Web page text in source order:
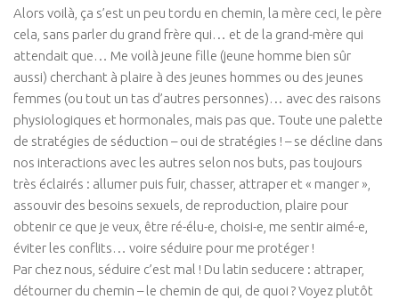
Thematiques
Culture & Société
Ecologie corporelle
Arts Martiaux
Santé & Bien-être
Connaissance de soi
NEWS
Vidéos
Alors voilà, ça s’est un peu tordu en chemin, la mère ceci, le père
cela, sans parler du grand frère qui… et de la grand-mère qui
attendait que… Me voilà jeune fille (jeune homme bien sûr
aussi) cherchant à plaire à des jeunes hommes ou des jeunes
femmes (ou tout un tas d’autres personnes)… avec des raisons
physiologiques et hormonales, mais pas que. Toute une palette
de stratégies de séduction – oui de stratégies ! – se décline dans
nos interactions avec les autres selon nos buts, pas toujours
très éclairés : allumer puis fuir, chasser, attraper et « manger »,
assouvir des besoins sexuels, de reproduction, plaire pour
obtenir ce que je veux, être ré-élu-e, choisi-e, me sentir aimé-e,
éviter les conflits… voire séduire pour me protéger !
Par chez nous, séduire c’est mal ! Du latin seducere : attraper,
détourner du chemin – le chemin de qui, de quoi ? Voyez plutôt